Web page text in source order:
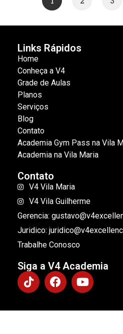
Links Rápidos
Home
Conheça a V4
Grade de Aulas
Planos
Serviços
Blog
Contato
Academia Gym Pass na Vila
Academia na Vila Maria
Contato
V4 Vila Maria
V4 Vila Guilherme
Gerencia:
Juridico:
Trabalhe Conosco
Siga a V4 Academia